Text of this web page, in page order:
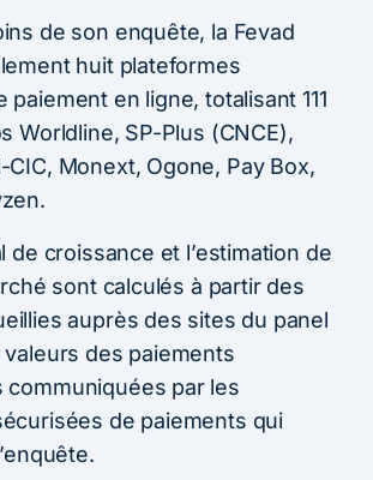
de son enquête, la Fevad
huit plateformes
paiement en ligne, totalisant 111
Worldline, SP-Plus (CNCE),
Monext, Ogone, Pay Box,
de croissance et l’estimation de
sont calculés à partir des
auprès des sites du panel
valeurs des paiements
communiquées par les
de paiements qui